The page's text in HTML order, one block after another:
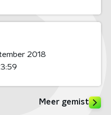
2018
Meer gemist